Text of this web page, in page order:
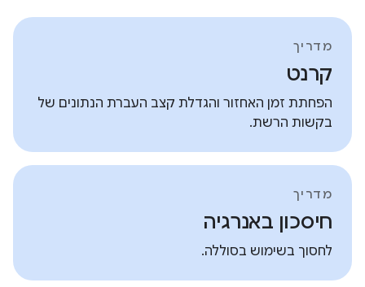
מדריך
קרנט
הפחתת זמן האחזור והגדלת קצב העברת הנתונים של
בקשות הרשת.
מדריך
חיסכון באנרגיה
לחסוך בשימוש בסוללה.